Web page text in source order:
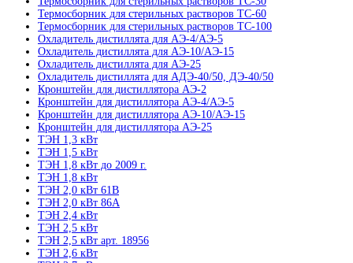
Термосборник для стерильных растворов ТС-60
Термосборник для стерильных растворов ТС-100
Охладитель дистиллята для АЭ-4/АЭ-5
Охладитель дистиллята для АЭ-10/АЭ-15
Охладитель дистиллята для АЭ-25
Охладитель дистиллята для АДЭ-40/50, ДЭ-40/50
Кронштейн для дистиллятора АЭ-2
Кронштейн для дистиллятора АЭ-4/АЭ-5
Кронштейн для дистиллятора АЭ-10/АЭ-15
Кронштейн для дистиллятора АЭ-25
ТЭН 1,3 кВт
ТЭН 1,5 кВт
ТЭН 1,8 кВт до 2009 г.
ТЭН 1,8 кВт
ТЭН 2,0 кВт 61В
ТЭН 2,0 кВт 86А
ТЭН 2,4 кВт
ТЭН 2,5 кВт
ТЭН 2,5 кВт арт. 18956
ТЭН 2,6 кВт